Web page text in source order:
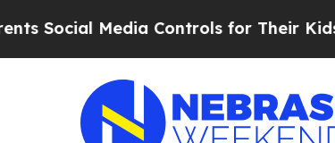
Media Controls for Their Kids.